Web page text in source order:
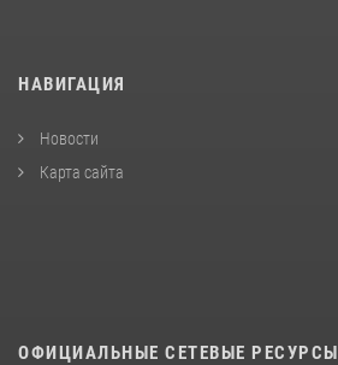
НАВИГАЦИЯ
Новости
Карта сайта
ОФИЦИАЛЬНЫЕ СЕТЕВЫЕ РЕСУРСЫ